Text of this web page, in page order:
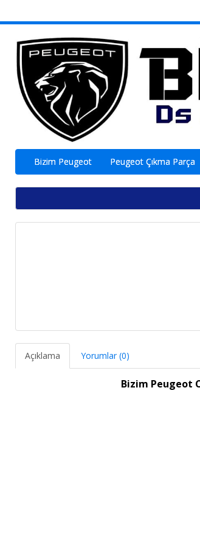
Bizim Peugeot Peugeot Çıkma Parça
Açıklama Yorumlar (0)
Bizim Peugeot